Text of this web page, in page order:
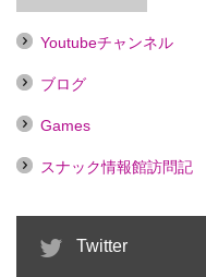
Youtubeチャンネル
ブログ
Games
スナック情報館訪問記
Twitter